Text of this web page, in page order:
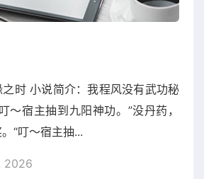
有武功秘
～宿主抽到九阳神功。”没丹药，
“叮～宿主抽...
2026